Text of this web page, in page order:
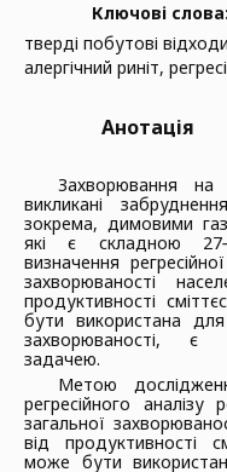
Ключові слова:
тверді побутові
алергічний риніт,
Анотація
Захворювання на
викликані
зокрема, димовими
які є складною
визначення
захворюваності
продуктивності
бути використана для
захворюваності, є
задачею.
Метою
регресійного аналізу
загальної
від продуктивності
може бути